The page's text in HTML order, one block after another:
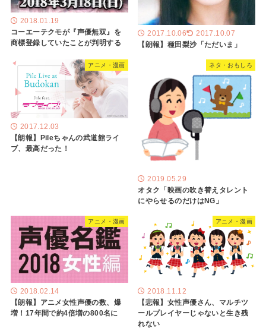
2018.01.19
コーエーテクモが『声優無双』を
商標登録していたことが判明する
2017.10.06 2017.10.07
【朗報】種田梨沙「ただいま」
アニメ・漫画
2017.12.03
【朗報】Pileちゃんの武道館ライ
ブ、最高だった！
ネタ・おもしろ
2019.05.29
オタク「映画の吹き替えタレント
にやらせるのだけはNG」
アニメ・漫画
2018.02.14
【朗報】アニメ女性声優の数、爆
増！17年間で約4倍増の800名に
アニメ・漫画
2018.11.12
【悲報】女性声優さん、マルチツ
ールプレイヤーじゃないと生き残
れない